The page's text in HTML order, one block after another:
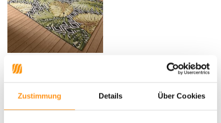
Zustimmung Details Über Cookies
In & Outdoor - Flair Leaves
Grün/schwarz
UVP 99,95 79,95 *